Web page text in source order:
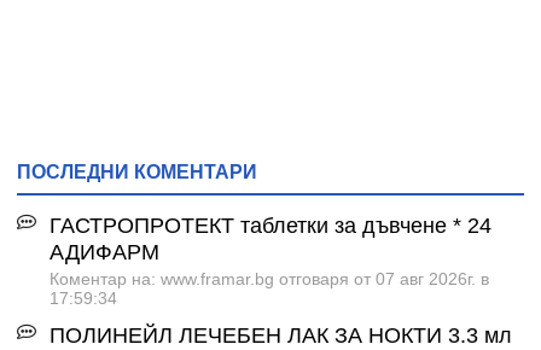
ПОСЛЕДНИ КОМЕНТАРИ
ГАСТРОПРОТЕКТ таблетки за дъвчене * 24
АДИФАРМ
Коментар на: www.framar.bg отговаря от 07 авг 2026г. в
17:59:34
ПОЛИНЕЙЛ ЛЕЧЕБЕН ЛАК ЗА НОКТИ 3.3 мл